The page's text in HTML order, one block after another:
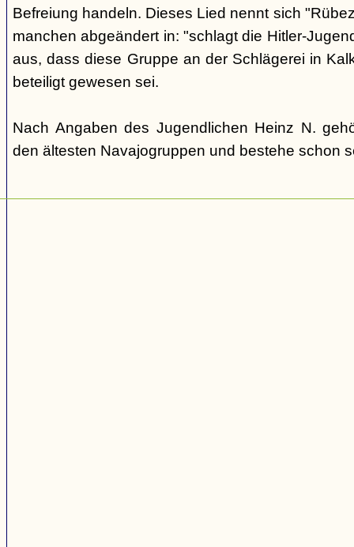
Befreiung handeln. Dieses Lied nennt sich
manchen abgeändert in: "schlagt die Hitler-
aus, dass diese Gruppe an der Schlägerei in
beteiligt gewesen sei.
Nach Angaben des Jugendlichen Heinz N.
den ältesten Navajogruppen und bestehe schon